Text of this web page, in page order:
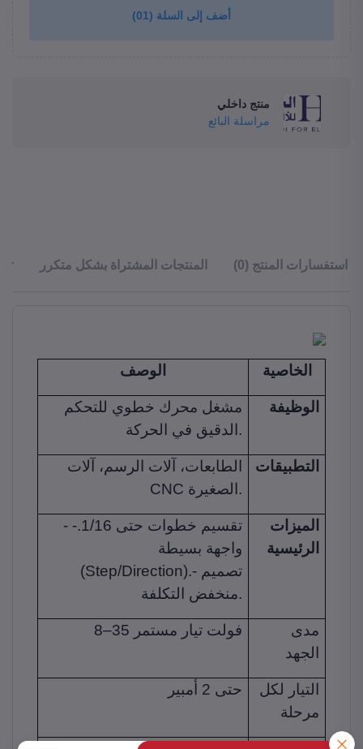
أضف إلى السلة (01)
منتج داخلي
مراسلة البائع
استفسارات المنتج (0) المنتجات المشتراة بشكل متكرر
الخاصية الوصف
الوظيفة
مشغل محرك خطوي للتحكم
الدقيق في الحركة.
التطبيقات
الطابعات، آلات الرسم، آلات
CNC الصغيرة.
الميزات
الرئيسية
- تقسيم خطوات حتى 1/16.-
واجهة بسيطة
(Step/Direction).- تصميم
منخفض التكلفة.
مدى
الجهد
8–35 فولت تيار مستمر
التيار لكل
مرحلة
حتى 2 أمبير